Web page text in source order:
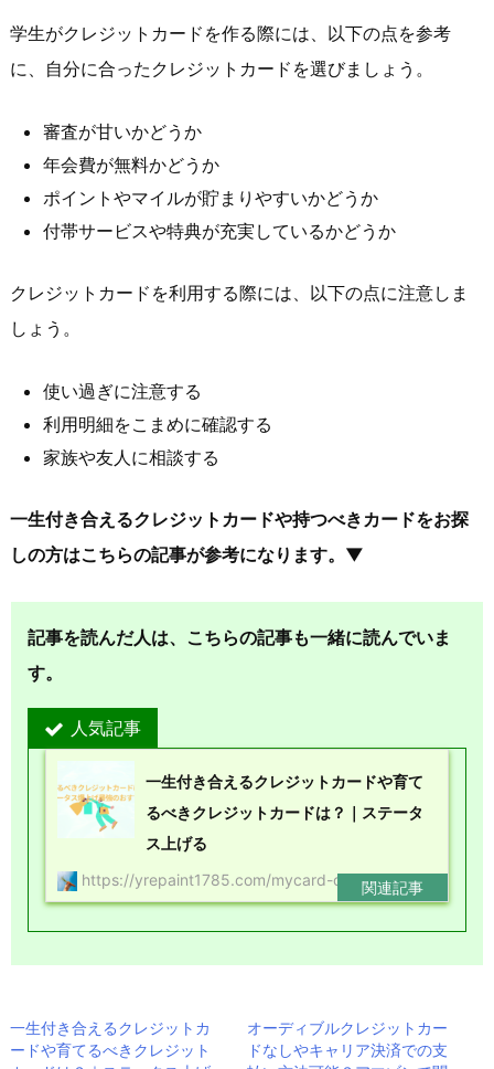
学生がクレジットカードを作る際には、以下の点を参考
に、自分に合ったクレジットカードを選びましょう。
審査が甘いかどうか
年会費が無料かどうか
ポイントやマイルが貯まりやすいかどうか
付帯サービスや特典が充実しているかどうか
クレジットカードを利用する際には、以下の点に注意しま
しょう。
使い過ぎに注意する
利用明細をこまめに確認する
家族や友人に相談する
一生付き合えるクレジットカードや持つべきカードをお探
しの方はこちらの記事が参考になります。▼
記事を読んだ人は、こちらの記事も一緒に読んでいま
す。
人気記事
一生付き合えるクレジットカードや育て
るべきクレジットカードは？｜ステータ
ス上げる
https://yrepaint1785.com/mycard-osusume/
一生付き合えるクレジットカ
ードや育てるべきクレジット
オーディブルクレジットカー
ドなしやキャリア決済での支